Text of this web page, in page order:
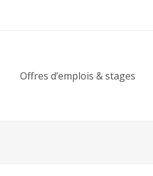
Offres d’emplois & stages